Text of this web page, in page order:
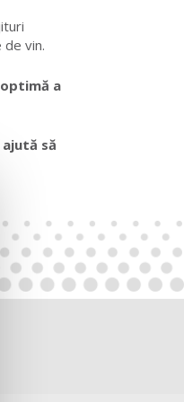
vin.
a
să